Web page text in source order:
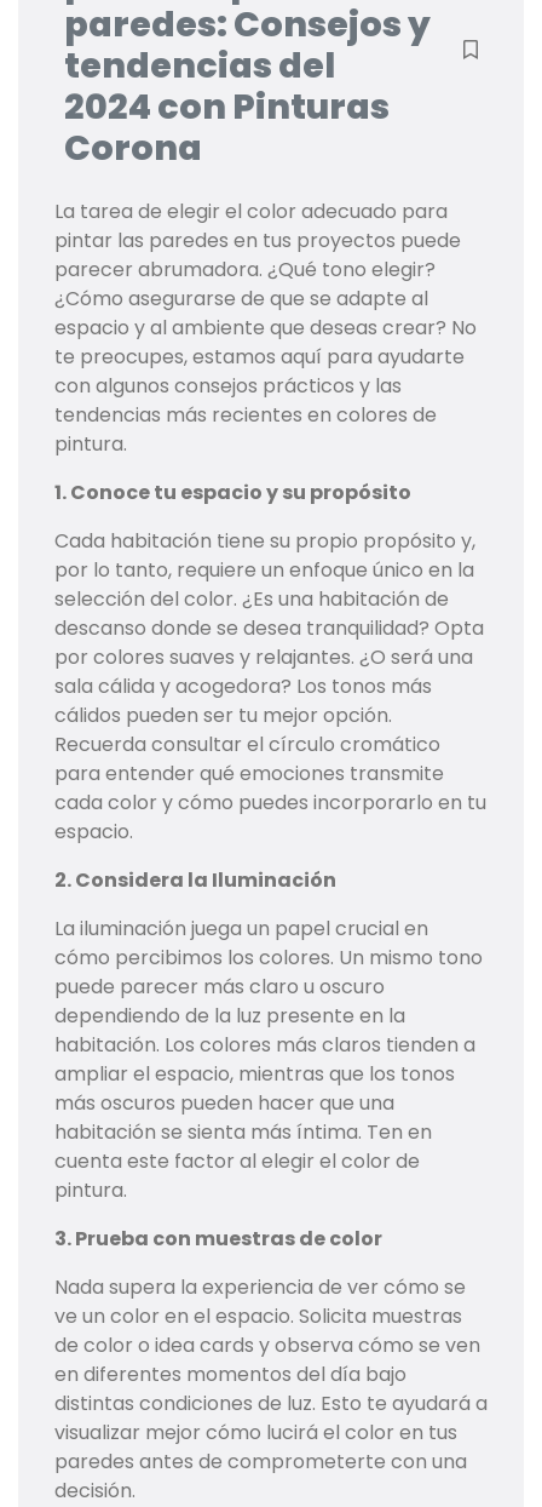
paredes: Consejos y
tendencias del
2024 con Pinturas
Corona
La tarea de elegir el color adecuado para
pintar las paredes en tus proyectos puede
parecer abrumadora. ¿Qué tono elegir?
¿Cómo asegurarse de que se adapte al
espacio y al ambiente que deseas crear? No
te preocupes, estamos aquí para ayudarte
con algunos consejos prácticos y las
tendencias más recientes en colores de
pintura.
1. Conoce tu espacio y su propósito
Cada habitación tiene su propio propósito y,
por lo tanto, requiere un enfoque único en la
selección del color. ¿Es una habitación de
descanso donde se desea tranquilidad? Opta
por colores suaves y relajantes. ¿O será una
sala cálida y acogedora? Los tonos más
cálidos pueden ser tu mejor opción.
Recuerda consultar el círculo cromático
para entender qué emociones transmite
cada color y cómo puedes incorporarlo en tu
espacio.
2. Considera la Iluminación
La iluminación juega un papel crucial en
cómo percibimos los colores. Un mismo tono
puede parecer más claro u oscuro
dependiendo de la luz presente en la
habitación. Los colores más claros tienden a
ampliar el espacio, mientras que los tonos
más oscuros pueden hacer que una
habitación se sienta más íntima. Ten en
cuenta este factor al elegir el color de
pintura.
3. Prueba con muestras de color
Nada supera la experiencia de ver cómo se
ve un color en el espacio. Solicita muestras
de color o idea cards y observa cómo se ven
en diferentes momentos del día bajo
distintas condiciones de luz. Esto te ayudará a
visualizar mejor cómo lucirá el color en tus
paredes antes de comprometerte con una
decisión.